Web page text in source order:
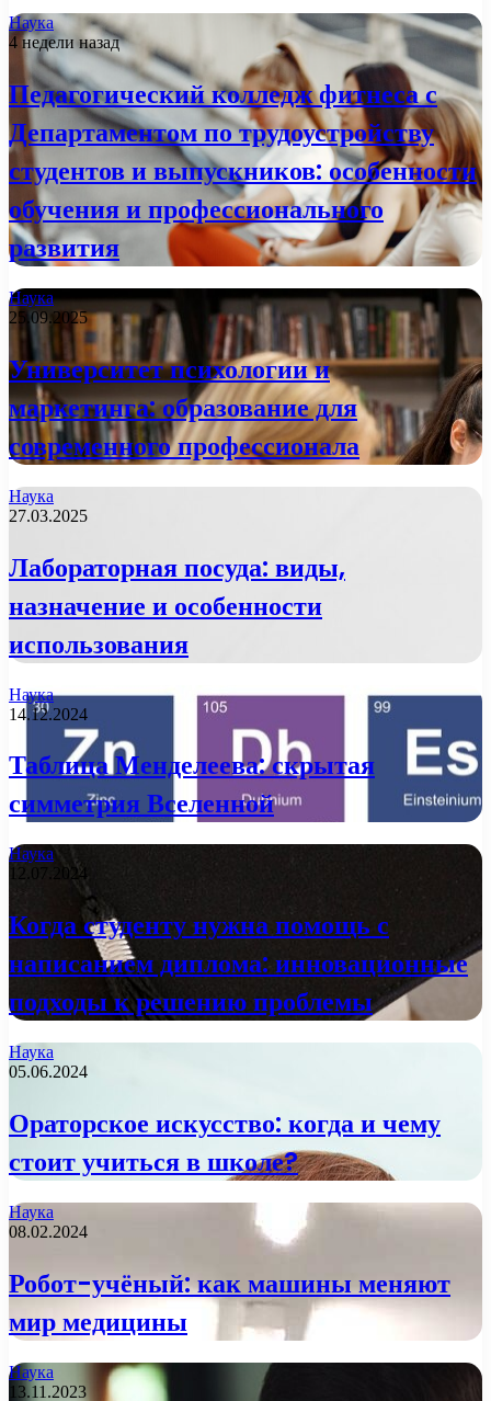
Наука
4 недели назад
Педагогический колледж фитнеса с
Департаментом по трудоустройству
студентов и выпускников: особенности
обучения и профессионального
развития
Наука
25.09.2025
Университет психологии и
маркетинга: образование для
современного профессионала
Наука
27.03.2025
Лабораторная посуда: виды,
назначение и особенности
использования
Наука
14.12.2024
Таблица Менделеева: скрытая
симметрия Вселенной
Наука
12.07.2024
Когда студенту нужна помощь с
написанием диплома: инновационные
подходы к решению проблемы
Наука
05.06.2024
Ораторское искусство: когда и чему
стоит учиться в школе?
Наука
08.02.2024
Робот-учёный: как машины меняют
мир медицины
Наука
13.11.2023